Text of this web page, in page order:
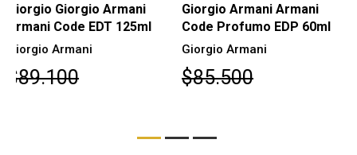
Giorgio Armani Armani
Code Profumo EDP 60ml
Giorgio Armani
$85.500
Giorgio Armani Armani
Code Profumo EDP
110ml
Giorgio Armani